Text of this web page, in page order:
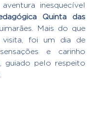
inesquecível
Quinta das
Mais do que
visita, foi um dia de
e carinho
guiado pelo respeito